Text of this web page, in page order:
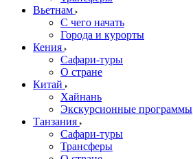
Вьетнам
С чего начать
Города и курорты
Кения
Сафари-туры
О стране
Китай
Хайнань
Экскурсионные программы
Танзания
Сафари-туры
Трансферы